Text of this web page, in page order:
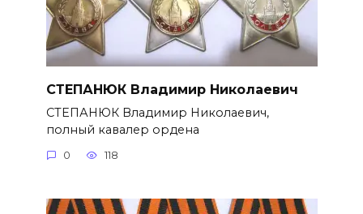
СТЕПАНЮК Владимир Николаевич
СТЕПАНЮК Владимир Николае­вич,
полный кавалер ордена
0 118